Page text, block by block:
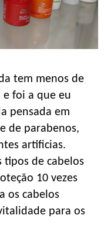
tem menos de
e foi a que eu
pensada em
de parabenos,
artificias.
tipos de cabelos
10 vezes
os cabelos
para os